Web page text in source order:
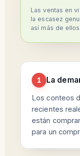
Las ventas en
la escasez
así más de
1 La
Los conteos
recientes
están
para un